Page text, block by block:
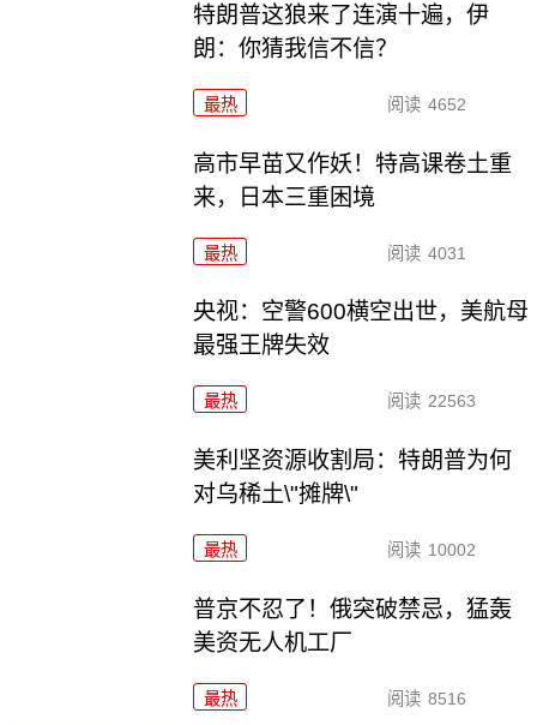
特朗普这狼来了连演十遍，伊
朗：你猜我信不信？
最热 阅读 4652
高市早苗又作妖！特高课卷土重
来，日本三重困境
最热 阅读 4031
央视：空警600横空出世，美航母
最强王牌失效
最热 阅读 22563
美利坚资源收割局：特朗普为何
对乌稀土\"摊牌\"
最热 阅读 10002
普京不忍了！俄突破禁忌，猛轰
美资无人机工厂
最热 阅读 8516